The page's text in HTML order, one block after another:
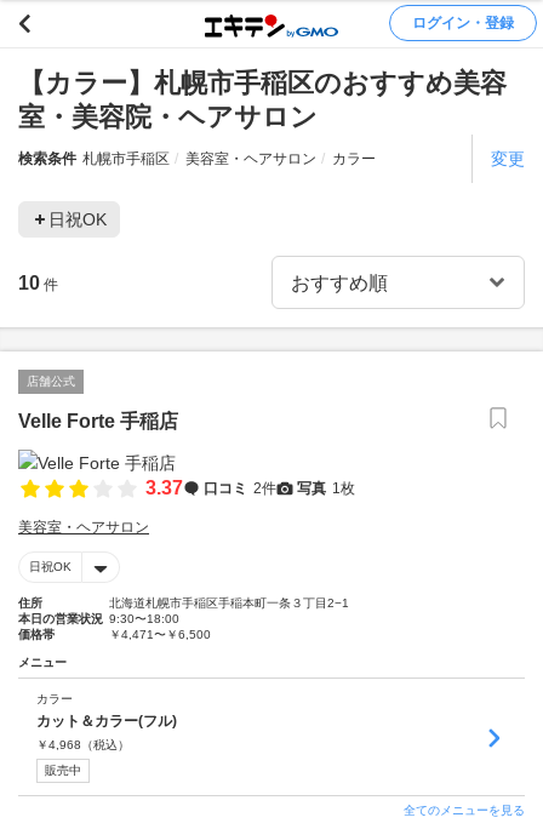
ログイン・登録
【カラー】札幌市手稲区のおすすめ美容
室・美容院・ヘアサロン
検索条件 札幌市手稲区 美容室・ヘアサロン カラー 変更
日祝OK
10 件
店舗公式
Velle Forte 手稲店
3.37 口コミ 2件 写真 1枚
美容室・ヘアサロン
日祝OK
住所
北海道札幌市手稲区手稲本町一条３丁目2−1
本日の営業状況 9:30〜18:00
価格帯
￥4,471〜￥6,500
メニュー
カラー
カット＆カラー(フル)
￥4,968 （税込）
販売中
全てのメニューを見る